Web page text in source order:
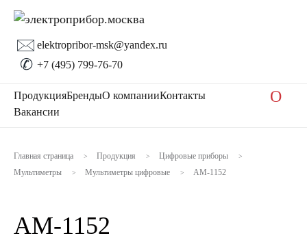
🖂 elektropribor-msk@yandex.ru
✆ +7 (495) 799-76-70
ПродукцияБрендыО компанииКонтакты
Вакансии
O
Главная страница > Продукция > Цифровые приборы >
Мультиметры > Мультиметры цифровые > АМ-1152
АМ-1152